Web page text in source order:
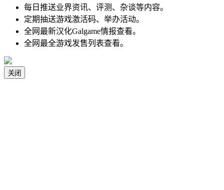
每日推送业界资讯、评测、杂谈等内容。
定期抽送游戏激活码、举办活动。
全网最新汉化Galgame情报查看。
全网最全游戏发售列表查看。
关闭